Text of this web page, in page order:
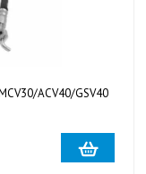
ACV40/GSV40